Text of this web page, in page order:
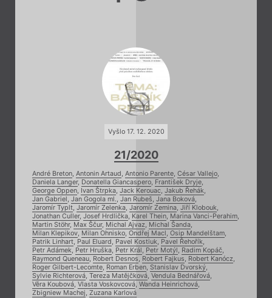
Vyšlo 17. 12. 2020
21/2020
André Breton, Antonin Artaud , Antonio Parente, César Vallejo,
Daniela Langer, Donatella Giancaspero, František Dryje,
George Oppen, Ivan Štrpka, Jack Kerouac, Jakub Řehák,
Jan Gabriel , Jan Gogola ml., Jan Rubeš, Jana Boková,
Jaromír Typlt, Jaromír Zelenka, Jaromír Zemina, Jiří Klobouk,
Jonathan Culler, Josef Hrdlička, Karel Thein, Marina Vanci-Perahim,
Martin Stöhr, Max Ščur, Michal Ajvaz, Michal Šanda,
Milan Klepikov, Milan Ohnisko, Ondřej Macl , Osip Mandelštam,
Patrik Linhart, Paul Eluard , Pavel Kostiuk, Pavel Řehořík,
Petr Adámek, Petr Hruška, Petr Král , Petr Motýl , Radim Kopáč,
Raymond Queneau, Robert Desnos, Robert Fajkus, Robert Kanócz,
Roger Gilbert-Lecomte, Roman Erben, Stanislav Dvorský,
Sylvie Richterová, Tereza Matějčková, Vendula Bednářová,
Věra Koubová, Vlasta Voskovcová, Wanda Heinrichová,
Zbigniew Machej, Zuzana Karlová